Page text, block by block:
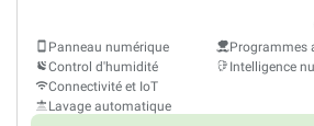
Panneau numérique
Control d'humidité
Connectivité et IoT
Lavage automatique
Programmes
Intelligence